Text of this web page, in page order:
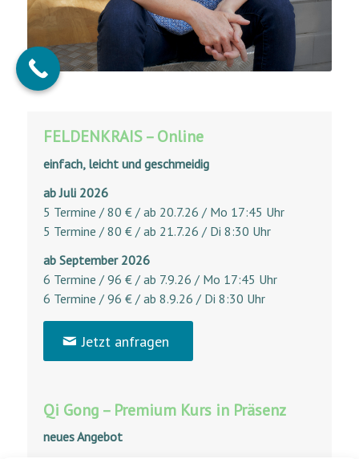
FELDENKRAIS – Online
einfach, leicht und geschmeidig
ab Juli 2026
5 Termine / 80 € / ab 20.7.26 / Mo 17:45 Uhr
5 Termine / 80 € / ab 21.7.26 / Di 8:30 Uhr
ab September 2026
6 Termine / 96 € / ab 7.9.26 / Mo 17:45 Uhr
6 Termine / 96 € / ab 8.9.26 / Di 8:30 Uhr
Jetzt anfragen
Qi Gong – Premium Kurs in Präsenz
neues Angebot